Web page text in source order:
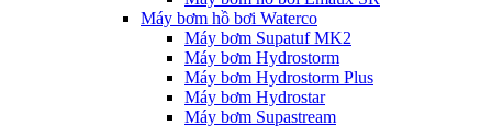
Máy bơm hồ bơi Waterco
Máy bơm Supatuf MK2
Máy bơm Hydrostorm
Máy bơm Hydrostorm Plus
Máy bơm Hydrostar
Máy bơm Supastream